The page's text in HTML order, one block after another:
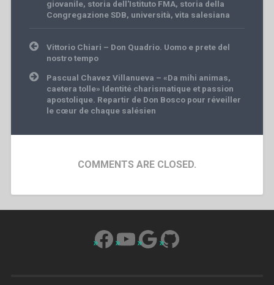
giovanile, storia dell'Istituto FMA, storia della
Congregazione SDB, università, vita salesiana
Post
navigation
Vittorio Chiari – Don Quadrio. Uomo e prete del
nostro tempo
Pascual Chavez Villanueva – «Da mihi animas,
caetera tolle» Identité charismatique et passion
apostolique. Repartir de Don Bosco pour réveiller
le cœur de chaque salésien
COMMENTS ARE CLOSED.
Facebook
YouTube
Google
GitHub